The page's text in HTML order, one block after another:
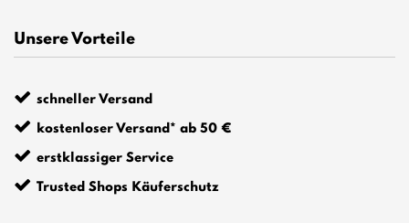
Unsere Vorteile
schneller Versand
kostenloser Versand* ab 50 €
erstklassiger Service
Trusted Shops Käuferschutz